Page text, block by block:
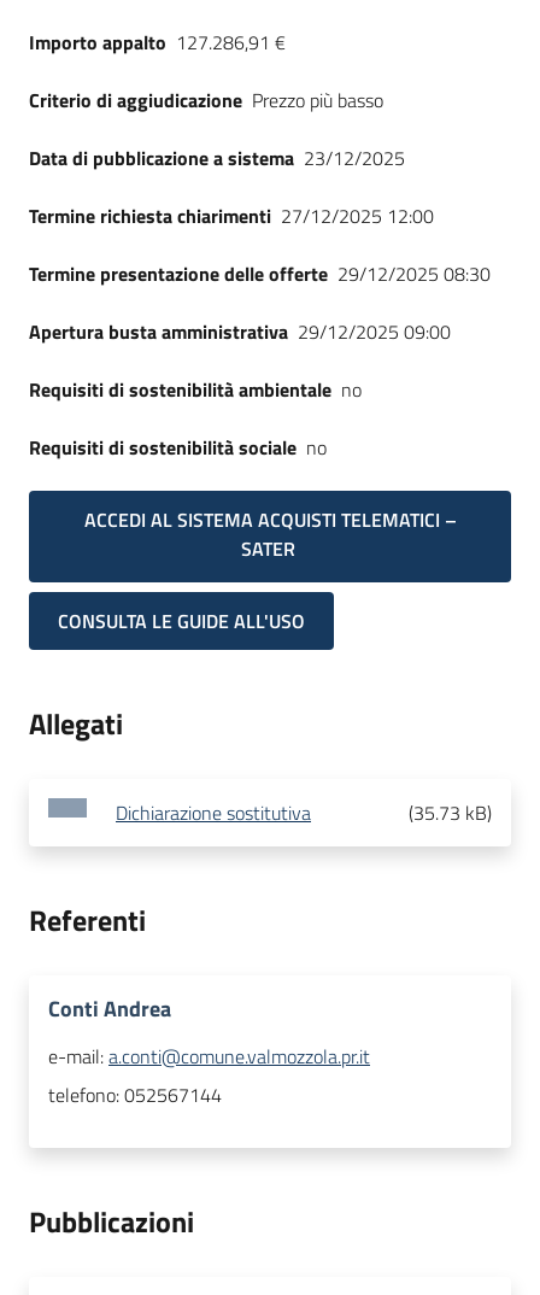
su
Importo appalto 127.286,91 €
Criterio di aggiudicazione Prezzo più basso
Data di pubblicazione a sistema 23/12/2025
Termine richiesta chiarimenti 27/12/2025 12:00
Termine presentazione delle offerte 29/12/2025 08:30
Apertura busta amministrativa 29/12/2025 09:00
Requisiti di sostenibilità ambientale no
Requisiti di sostenibilità sociale no
ACCEDI AL SISTEMA ACQUISTI TELEMATICI –
SATER
CONSULTA LE GUIDE ALL'USO
Allegati
Dichiarazione sostitutiva (35.73 kB)
Referenti
Conti Andrea
e-mail:a.conti@comune.valmozzola.pr.it
telefono:052567144
Pubblicazioni